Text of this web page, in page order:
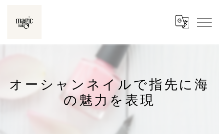
オーシャンネイルで指先に海
の魅力を表現